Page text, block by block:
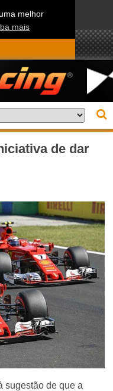
melhor
mais
de dar
sugestão de que a